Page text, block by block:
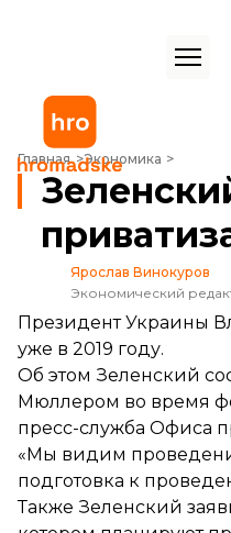
Главная Экономика
Зеленский анонсировал
Ярослав Винокуров
Экономический
Президент Украины
уже в 2019 году.
Об этом Зеленский
Мюллером во время
пресс-служба Офиса
«Мы видим
подготовка к
Также Зеленский